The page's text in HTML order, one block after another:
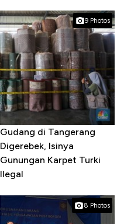
9 Photos
Gudang di Tangerang
Digerebek, Isinya
Gunungan Karpet Turki
Ilegal
8 Photos